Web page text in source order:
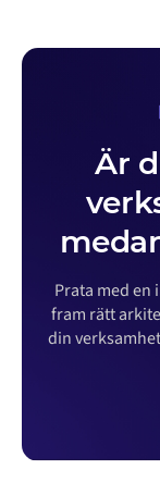
Är
Prata med en
fram rätt
din